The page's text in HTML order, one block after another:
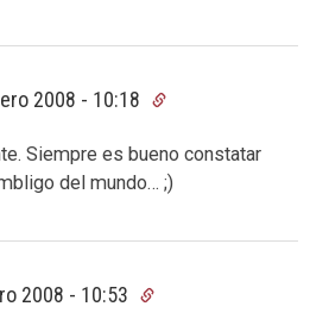
2008 - 10:18
Siempre es bueno constatar
del mundo… ;)
2008 - 10:53